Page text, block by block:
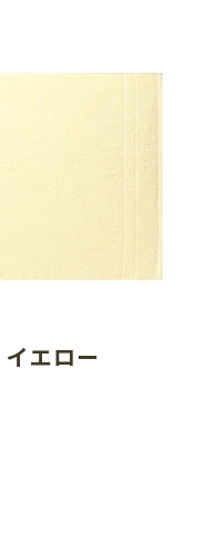
エロー